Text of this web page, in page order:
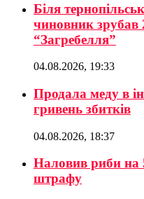
Біля
чиновник зрубав
“Загребелля”
04.08.2026, 19:33
Продала меду в
гривень збитків
04.08.2026, 18:37
Наловив риби на
штрафу